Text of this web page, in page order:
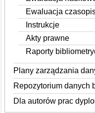
Ewaluacja
Instrukcje
Akty prawne
Raporty
Plany zarządzania
Repozytorium danych
Dla autorów prac